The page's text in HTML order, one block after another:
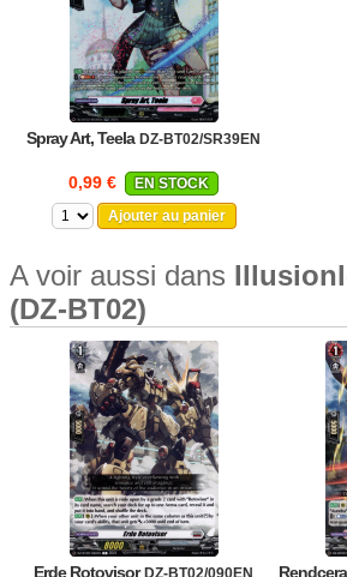
Spray Art, Teela DZ-BT02/SR39EN
0,99 €
EN STOCK
Ajouter au panier
A voir aussi dans
(DZ-BT02)
Erde Rotovisor DZ-BT02/090EN